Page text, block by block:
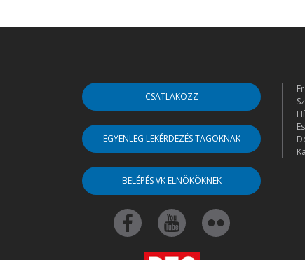
CSATLAKOZZ
EGYENLEG LEKÉRDEZÉS TAGOKNAK
BELÉPÉS VK ELNÖKÖKNEK